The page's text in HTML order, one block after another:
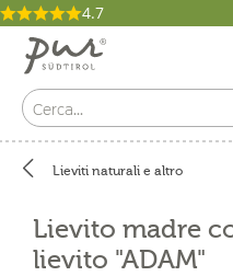
4.7
Lieviti naturali e altro
Lievito madre
lievito "ADAM"